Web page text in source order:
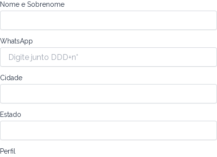
Nome e Sobrenome
WhatsApp
Cidade
Estado
Perfil